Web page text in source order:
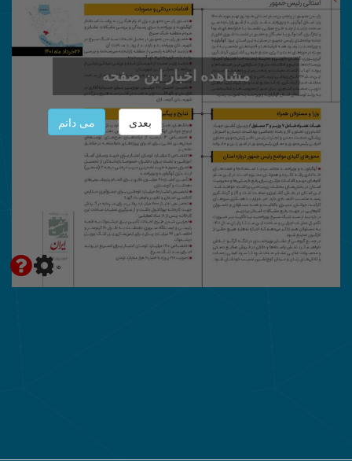
مشاهده اخبار این صفحه
بعدی می دانم